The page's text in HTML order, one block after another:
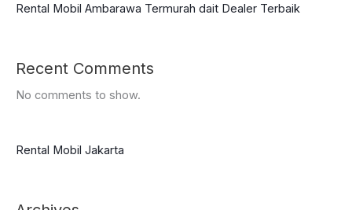
Rental Mobil Ambarawa Termurah dait Dealer Terbaik
Recent Comments
No comments to show.
Rental Mobil Jakarta